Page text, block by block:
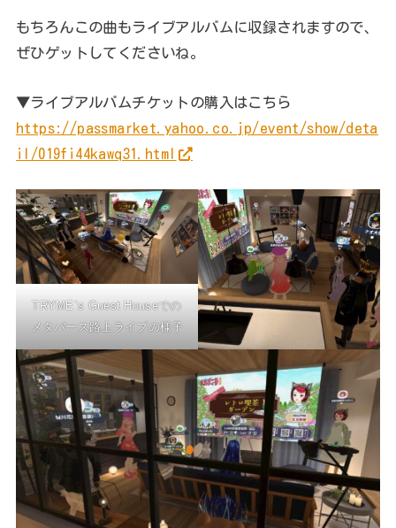
もちろんこの曲もライブアルバムに収録されますので、
ぜひゲットしてくださいね。
▼ライブアルバムチケットの購入はこちら
https://passmarket.yahoo.co.jp/event/show/deta
il/019fi44kawq31.html
TRYME`s Guest Houseでの
メタバース路上ライブの様子